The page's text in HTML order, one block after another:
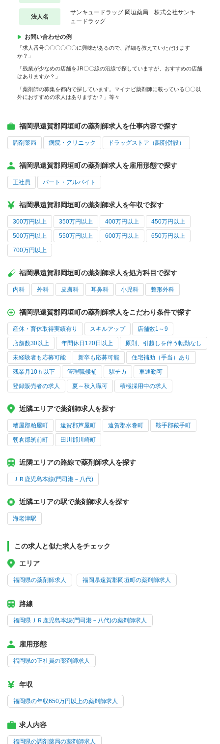
法人名
サンキュードラッグ 岡垣薬局 株式会社サンキ
ュードラッグ
お問い合わせの例
「求人番号〇〇〇〇〇〇に興味があるので、詳細を教えていただけます
か？」
「残業が少なめの店舗をJR〇〇線の沿線で探していますが、おすすめの店舗
はありますか？」
「薬剤師の募集を都内で探しています。マイナビ薬剤師に載っている〇〇以
外におすすめの求人はありますか？」等々
福岡県遠賀郡岡垣町の薬剤師求人を仕事内容で探す
調剤薬局 病院・クリニック ドラッグストア（調剤併設）
福岡県遠賀郡岡垣町の薬剤師求人を雇用形態で探す
正社員 パート・アルバイト
福岡県遠賀郡岡垣町の薬剤師求人を年収で探す
300万円以上 350万円以上 400万円以上 450万円以上
500万円以上 550万円以上 600万円以上 650万円以上
700万円以上
福岡県遠賀郡岡垣町の薬剤師求人を処方科目で探す
内科 外科 皮膚科 耳鼻科 小児科 整形外科
福岡県遠賀郡岡垣町の薬剤師求人をこだわり条件で探す
産休・育休取得実績有り スキルアップ 店舗数1～9
店舗数30以上 年間休日120日以上 原則、引越しを伴う転勤なし
未経験者も応募可能 新卒も応募可能 住宅補助（手当）あり
残業月10ｈ以下 管理職候補 駅チカ 車通勤可
登録販売者の求人 夏～秋入職可 積極採用中の求人
近隣エリアで薬剤師求人を探す
糟屋郡粕屋町 遠賀郡芦屋町 遠賀郡水巻町 鞍手郡鞍手町
朝倉郡筑前町 田川郡川崎町
近隣エリアの路線で薬剤師求人を探す
ＪＲ鹿児島本線(門司港－八代)
近隣エリアの駅で薬剤師求人を探す
海老津駅
この求人と似た求人をチェック
エリア
福岡県の薬剤師求人 福岡県遠賀郡岡垣町の薬剤師求人
路線
福岡県ＪＲ鹿児島本線(門司港－八代)の薬剤師求人
雇用形態
福岡県の正社員の薬剤師求人
年収
福岡県の年収650万円以上の薬剤師求人
求人内容
福岡県の調剤薬局の薬剤師求人